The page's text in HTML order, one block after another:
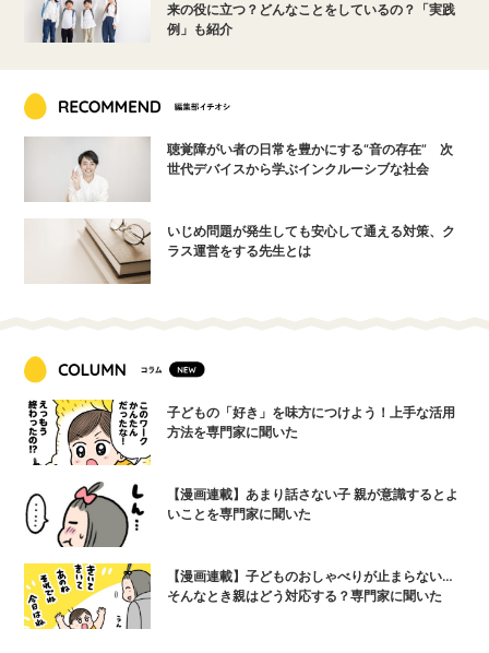
来の役に立つ？どんなことをしているの？「実践
例」も紹介
聴覚障がい者の日常を豊かにする“音の存在” 次
世代デバイスから学ぶインクルーシブな社会
いじめ問題が発生しても安心して通える対策、ク
ラス運営をする先生とは
子どもの「好き」を味方につけよう！上手な活用
方法を専門家に聞いた
【漫画連載】あまり話さない子 親が意識するとよ
いことを専門家に聞いた
【漫画連載】子どものおしゃべりが止まらない…
そんなとき親はどう対応する？専門家に聞いた